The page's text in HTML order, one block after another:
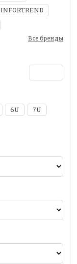
INFORTREND
Все бренды
6U
7U